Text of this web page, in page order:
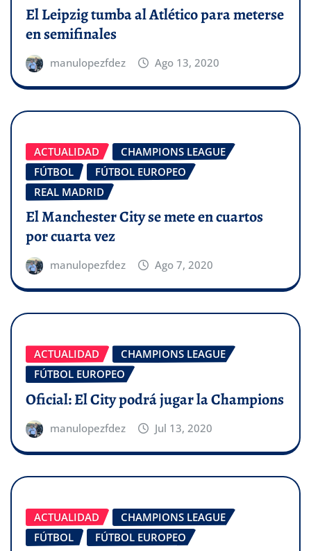
El Leipzig tumba al Atlético para meterse
en semifinales
manulopezfdez Ago 13, 2020
ACTUALIDAD
CHAMPIONS LEAGUE
FÚTBOL
FÚTBOL EUROPEO
REAL MADRID
El Manchester City se mete en cuartos
por cuarta vez
manulopezfdez Ago 7, 2020
ACTUALIDAD
CHAMPIONS LEAGUE
FÚTBOL EUROPEO
Oficial: El City podrá jugar la Champions
manulopezfdez Jul 13, 2020
ACTUALIDAD
CHAMPIONS LEAGUE
FÚTBOL
FÚTBOL EUROPEO